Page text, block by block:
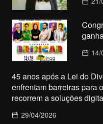
14/
45 anos após a Lei do
enfrentam barreiras para
recorrem a soluções
29/04/2026